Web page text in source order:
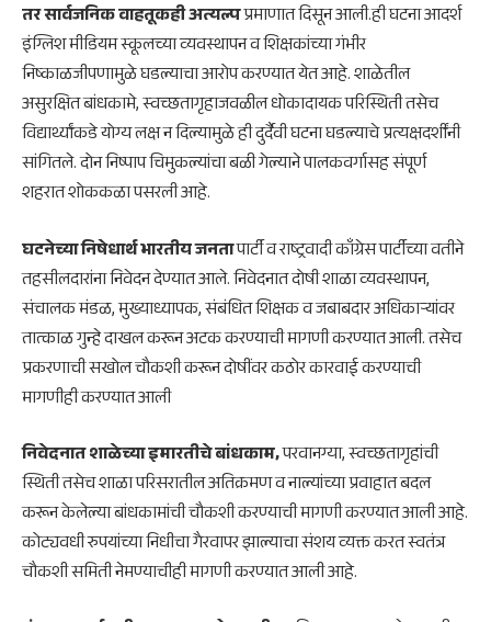
तर सार्वजनिक वाहतूकही अत्यल्पप्रमाणात दिसून आली.ही घटना आदर्श
इंग्लिश मीडियम स्कूलच्या व्यवस्थापन व शिक्षकांच्या गंभीर
निष्काळजीपणामुळे घडल्याचा आरोप करण्यात येत आहे. शाळेतील
असुरक्षित बांधकामे, स्वच्छतागृहाजवळील धोकादायक परिस्थिती तसेच
विद्यार्थ्यांकडे योग्य लक्ष न दिल्यामुळे ही दुर्दैवी घटना घडल्याचे प्रत्यक्षदर्शींनी
सांगितले. दोन निष्पाप चिमुकल्यांचा बळी गेल्याने पालकवर्गासह संपूर्ण
शहरात शोककळा पसरली आहे.
घटनेच्या निषेधार्थ भारतीय जनतापार्टी व राष्ट्रवादी काँग्रेस पार्टीच्या वतीने
तहसीलदारांना निवेदन देण्यात आले. निवेदनात दोषी शाळा व्यवस्थापन,
संचालक मंडळ, मुख्याध्यापक, संबंधित शिक्षक व जबाबदार अधिकाऱ्यांवर
तात्काळ गुन्हे दाखल करून अटक करण्याची मागणी करण्यात आली. तसेच
प्रकरणाची सखोल चौकशी करून दोषींवर कठोर कारवाई करण्याची
मागणीही करण्यात आली
निवेदनात शाळेच्या इमारतीचे बांधकाम,परवानग्या, स्वच्छतागृहांची
स्थिती तसेच शाळा परिसरातील अतिक्रमण व नाल्यांच्या प्रवाहात बदल
करून केलेल्या बांधकामांची चौकशी करण्याची मागणी करण्यात आली आहे.
कोट्यवधी रुपयांच्या निधीचा गैरवापर झाल्याचा संशय व्यक्त करत स्वतंत्र
चौकशी समिती नेमण्याचीही मागणी करण्यात आली आहे.